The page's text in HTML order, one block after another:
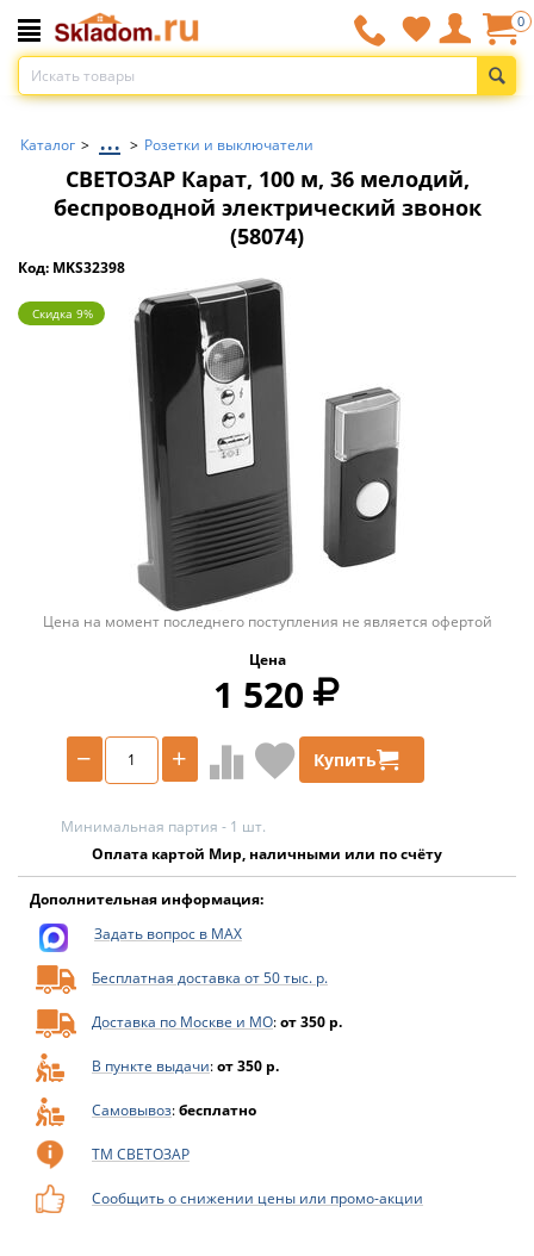
0
Каталог > ... > Розетки и выключатели
СВЕТОЗАР Карат, 100 м, 36 мелодий,
беспроводной электрический звонок
(58074)
Код: MKS32398
Скидка 9%
Цена на момент последнего поступления не является офертой
Цена
1 520
+
− Купить
Минимальная партия - 1 шт.
Оплата картой Мир, наличными или по счёту
Дополнительная информация:
Задать вопрос в MAX
Бесплатная доставка от 50 тыс. р.
Доставка по Москве и МО:от 350 р.
В пункте выдачи:от 350 р.
Самовывоз:бесплатно
ТМ СВЕТОЗАР
Сообщить о снижении цены или промо-акции